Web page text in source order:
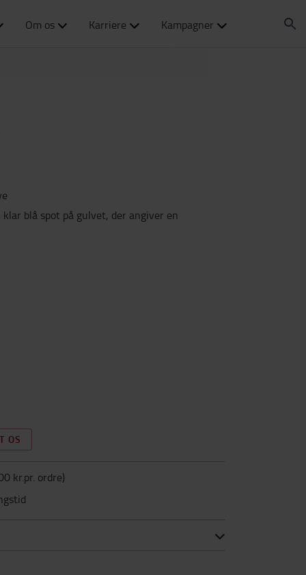
Om os Karriere Kampagner
blå spot på gulvet, der angiver en
OS
kr.pr. ordre)